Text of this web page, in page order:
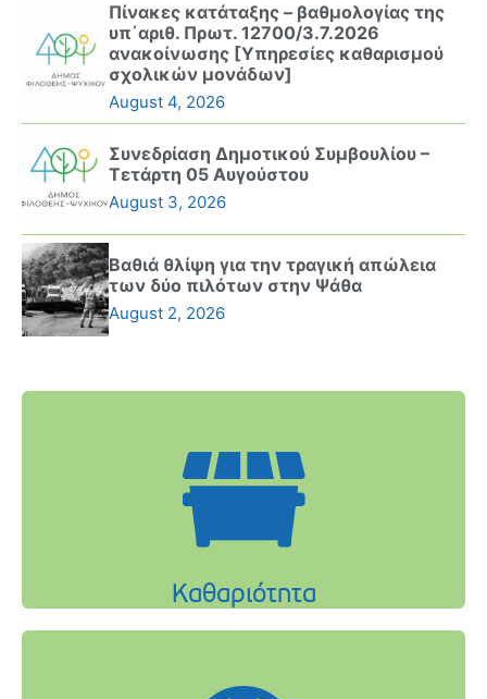
Πίνακες κατάταξης – βαθμολογίας της
υπ΄αριθ. Πρωτ. 12700/3.7.2026
ανακοίνωσης [Υπηρεσίες καθαρισμού
σχολικών μονάδων]
August 4, 2026
Συνεδρίαση Δημοτικού Συμβουλίου –
Τετάρτη 05 Αυγούστου
August 3, 2026
Βαθιά θλίψη για την τραγική απώλεια
των δύο πιλότων στην Ψάθα
August 2, 2026